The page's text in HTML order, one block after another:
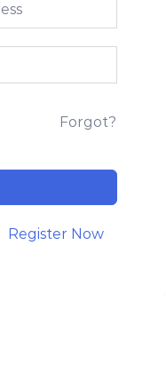
Forgot?
Register Now